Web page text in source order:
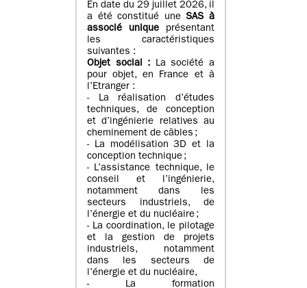
En date du 29 juillet 2026, il
a été constitué uneSAS à
associé unique présentant
les caractéristiques
suivantes :
Objet social : La société a
pour objet, en France et à
l’Etranger :
- La réalisation d’études
techniques, de conception
et d’ingénierie relatives au
cheminement de câbles ;
- La modélisation 3D et la
conception technique ;
- L’assistance technique, le
conseil et l’ingénierie,
notamment dans les
secteurs industriels, de
l’énergie et du nucléaire ;
- La coordination, le pilotage
et la gestion de projets
industriels, notamment
dans les secteurs de
l’énergie et du nucléaire,
- La formation